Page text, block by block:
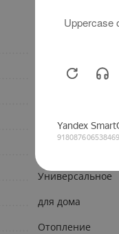
Роликовая
Универсальное
для дома
Отопление